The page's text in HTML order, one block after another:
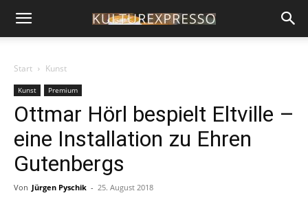
Start Kunst
Kunst Premium
Ottmar Hörl bespielt Eltville –
eine Installation zu Ehren
Gutenbergs
Von Jürgen Pyschik - 25. August 2018